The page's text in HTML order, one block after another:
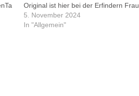
Original ist hier bei der Erfindern Frau
Brüllen zu finden, und noch mehr
bei rivva.de. Dienstag. Reha-Sport-
5. November 2024
In "Allgemein"